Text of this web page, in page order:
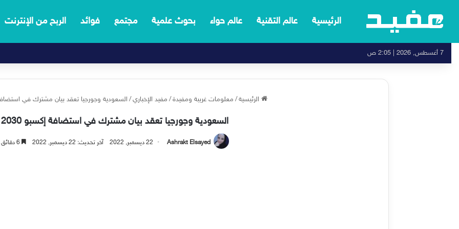
الرئيسية عالم التقنية عالم حواء بحوث علمية مجتمع فوائد الربح من الإنترنت
7 أغسطس, 2026 | 2:05 ص
الرئيسية/ معلومات غريبة ومفيدة/ مفيد الإخباري/ السعودية وجورجيا تعقد بيان مشترك في استضافة
السعودية وجورجيا تعقد بيان مشترك في استضافة إكسبو 2030
Ashrakt Elsayed 22 ديسمبر, 2022 آخر تحديث: 22 ديسمبر, 2022 6 دقائق